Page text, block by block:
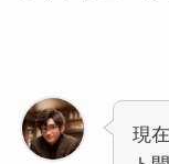
現